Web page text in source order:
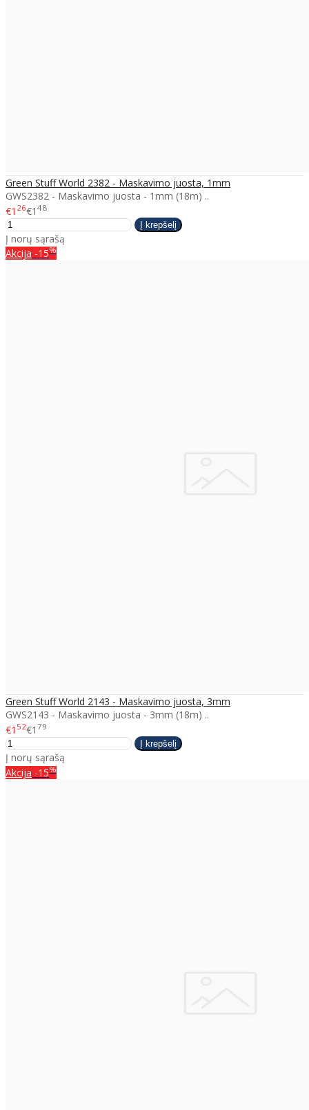
Green Stuff World 2382 - Maskavimo juosta, 1mm
GWS2382 - Maskavimo juosta - 1mm (18m) ..
€1 26€1 48
Į norų sąrašą
Akcija -15%
Green Stuff World 2143 - Maskavimo juosta, 3mm
GWS2143 - Maskavimo juosta - 3mm (18m) ..
€1 52€1 79
Į norų sąrašą
Akcija -15%